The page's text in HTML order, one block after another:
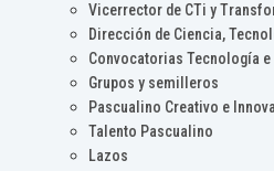
Vicerrector de CTi y
Dirección de Ciencia,
Convocatorias Tecnología
Grupos y semilleros
Pascualino Creativo e
Talento Pascualino
Lazos